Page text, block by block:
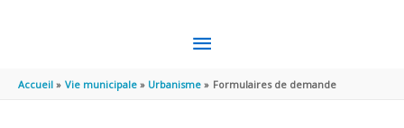
MENU
PRINCIPAL
Accueil Vie municipale Urbanisme Formulaires de demande